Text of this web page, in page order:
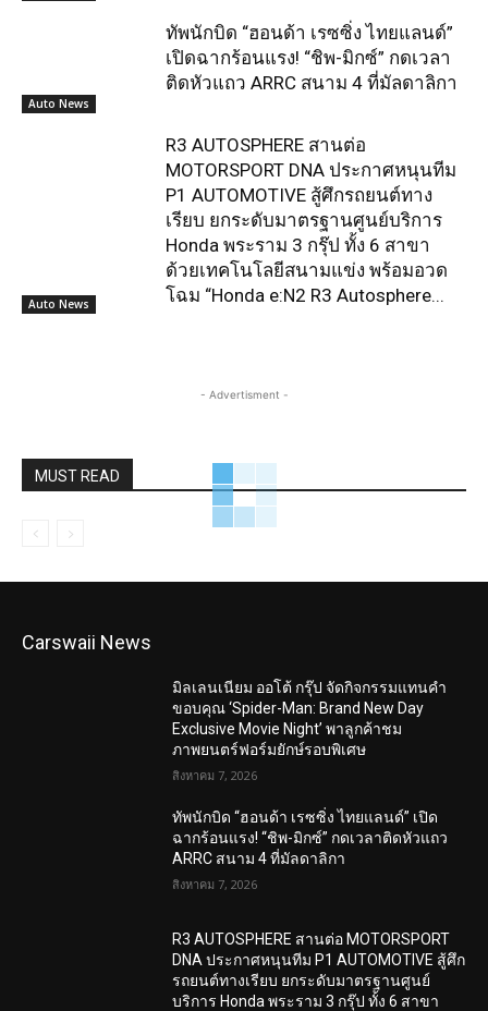
Auto News
ทัพนักบิด “ฮอนด้า เรซซิ่ง ไทยแลนด์”
เปิดฉากร้อนแรง! “ชิพ-มิกซ์” กดเวลา
ติดหัวแถว ARRC สนาม 4 ที่มัลดาลิกา
Auto News
R3 AUTOSPHERE สานต่อ
MOTORSPORT DNA ประกาศหนุนทีม
P1 AUTOMOTIVE สู้ศึกรถยนต์ทาง
เรียบ ยกระดับมาตรฐานศูนย์บริการ
Honda พระราม 3 กรุ๊ป ทั้ง 6 สาขา
ด้วยเทคโนโลยีสนามแข่ง พร้อมอวด
โฉม “Honda e:N2 R3 Autosphere...
- Advertisment -
MUST READ
Carswaii News
มิลเลนเนียม ออโต้ กรุ๊ป จัดกิจกรรมแทนคำ
ขอบคุณ ‘Spider-Man: Brand New Day
Exclusive Movie Night’ พาลูกค้าชม
ภาพยนตร์ฟอร์มยักษ์รอบพิเศษ
สิงหาคม 7, 2026
ทัพนักบิด “ฮอนด้า เรซซิ่ง ไทยแลนด์” เปิด
ฉากร้อนแรง! “ชิพ-มิกซ์” กดเวลาติดหัวแถว
ARRC สนาม 4 ที่มัลดาลิกา
สิงหาคม 7, 2026
R3 AUTOSPHERE สานต่อ MOTORSPORT
DNA ประกาศหนุนทีม P1 AUTOMOTIVE สู้ศึก
รถยนต์ทางเรียบ ยกระดับมาตรฐานศูนย์
บริการ Honda พระราม 3 กรุ๊ป ทั้ง 6 สาขา